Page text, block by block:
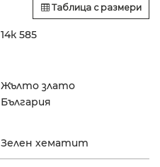
Таблица с размери
14к 585
Жълто злато
България
Зелен хематит